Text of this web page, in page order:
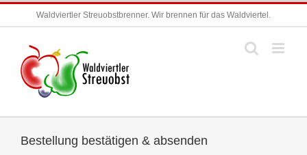
Zum
Waldviertler Streuobstbrenner. Wir brennen für das Waldviertel.
Bestellung bestätigen & absenden